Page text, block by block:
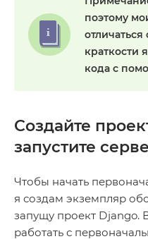
поэтому
краткости
кода с
Создайте
запустите
Чтобы начать
я создам экземпляр
запущу проект Django.
работать с